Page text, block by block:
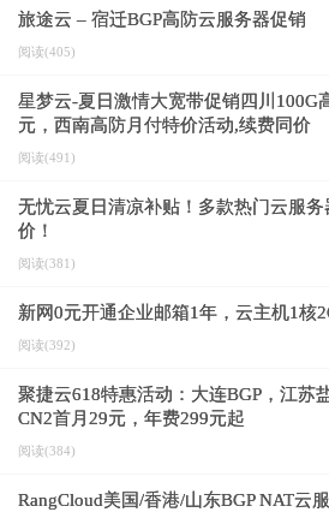
旅途云 – 宿迁BGP高防云服务器促销
阅读(405)
星梦云-夏日激情大宽带促销四川100G
元，西南高防月付特价活动,续费同价
阅读(491)
无忧云夏日清凉补贴！多款热门云服
价！
阅读(381)
新网0元开通企业邮箱1年，云主机1核
阅读(392)
聚捷云618特惠活动：大连BGP，江苏
CN2首月29元，年费299元起
阅读(384)
RangCloud美国/香港/山东BGP NAT云